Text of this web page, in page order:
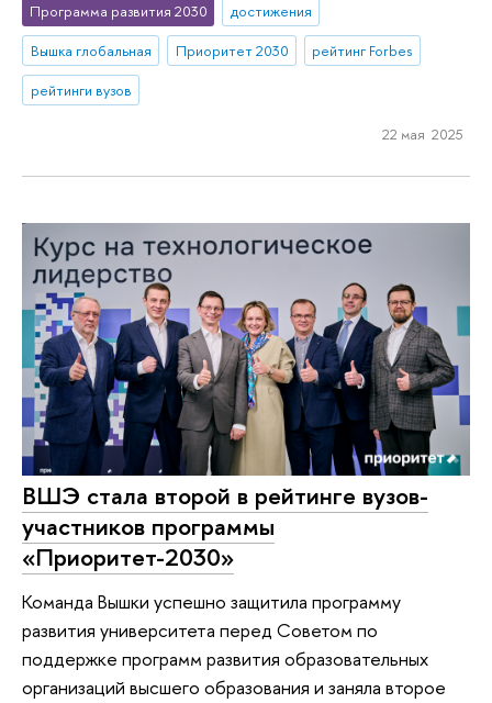
Программа развития 2030
достижения
Вышка глобальная
Приоритет 2030
рейтинг Forbes
рейтинги вузов
22 мая 2025
ВШЭ стала второй в рейтинге вузов-
участников программы
«Приоритет-2030»
Команда Вышки успешно защитила программу
развития университета перед Советом по
поддержке программ развития образовательных
организаций высшего образования и заняла второе